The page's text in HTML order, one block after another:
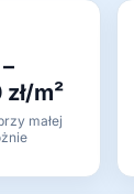
m²
małej